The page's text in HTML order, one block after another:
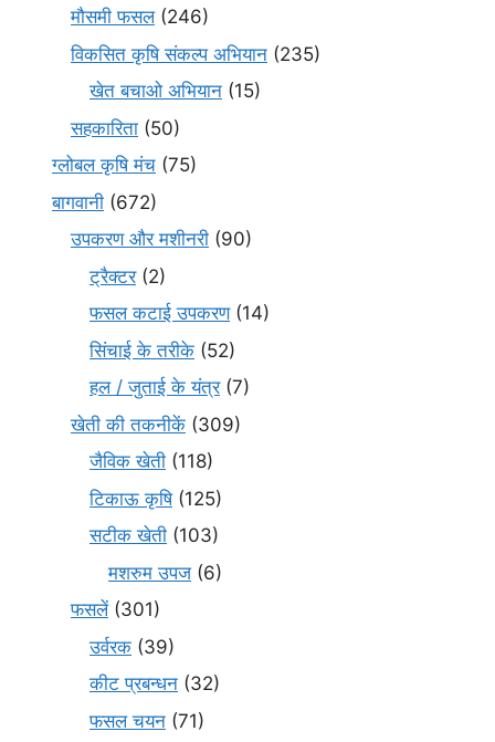
मौसमी फसल(246)
विकसित कृषि संकल्प अभियान (235)
खेत बचाओ अभियान (15)
सहकारिता (50)
ग्लोबल कृषि मंच (75)
बागवानी (672)
उपकरण और मशीनरी (90)
ट्रैक्टर(2)
फसल कटाई उपकरण(14)
सिंचाई के तरीके (52)
हल / जुताई के यंत्र(7)
खेती की तकनीकें (309)
जैविक खेती (118)
टिकाऊ कृषि(125)
सटीक खेती (103)
मशरुम उपज (6)
फसलें(301)
उर्वरक (39)
कीट प्रबन्धन (32)
फसल चयन (71)